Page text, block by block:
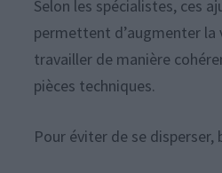
Selon les spécialistes, ces
permettent d’augmenter la
travailler de manière
pièces techniques.
Pour éviter de se